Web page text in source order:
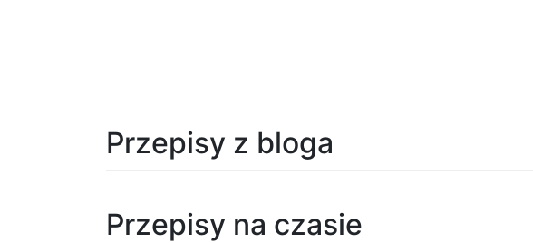
Przepisy z bloga
Przepisy na czasie